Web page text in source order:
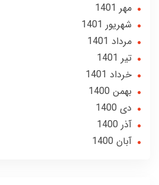
مهر 1401
شهریور 1401
مرداد 1401
تير 1401
خرداد 1401
بهمن 1400
دی 1400
آذر 1400
آبان 1400